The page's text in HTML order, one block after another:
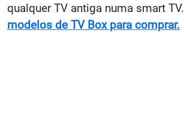
qualquer TV antiga numa smart TV.
modelos de TV Box para comprar.